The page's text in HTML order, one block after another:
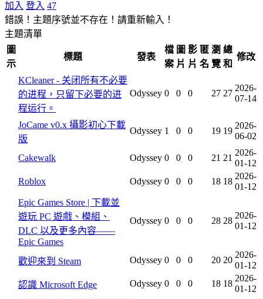
加入 登入 47
錯誤！主題序號並不存在！請重新輸入！
主題清單
圖
示
標題 發表
檔
案
圖
片
影
片
匿
名
瀏
覽
總
和
修改
KCleaner - 关闭所有不必要
的进程，只留下必要的进
程运行。
Odyssey 0 0 0 27 27
2026-
07-14
JoCame v0.x 攝影初心下載
版
Odyssey 1 0 0 19 19
2026-
06-02
Cakewalk Odyssey 0 0 0 21 21
2026-
01-12
Roblox
Odyssey 0 0 0 18 18
2026-
01-12
Epic Games Store | 下載並
遊玩 PC 遊戲、模組、
DLC 以及更多內容——
Epic Games
Odyssey 0 0 0 28 28
2026-
01-12
歡迎來到 Steam Odyssey 0 0 0 20 20
2026-
01-12
認識 Microsoft Edge
Odyssey 0 0 0 18 18
2026-
01-12